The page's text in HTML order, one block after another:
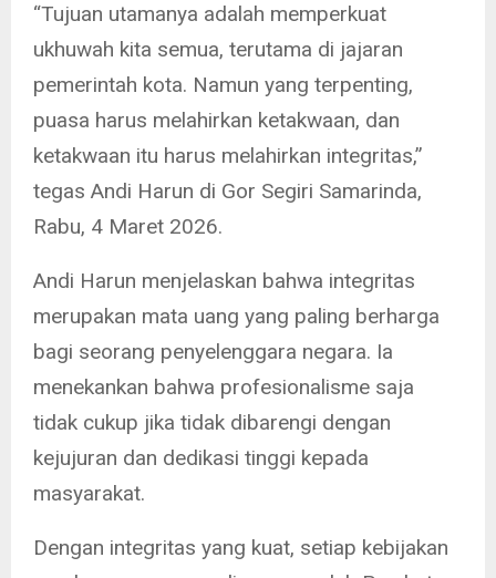
“Tujuan utamanya adalah memperkuat
ukhuwah kita semua, terutama di jajaran
pemerintah kota. Namun yang terpenting,
puasa harus melahirkan ketakwaan, dan
ketakwaan itu harus melahirkan integritas,”
tegas Andi Harun di Gor Segiri Samarinda,
Rabu, 4 Maret 2026.
Andi Harun menjelaskan bahwa integritas
merupakan mata uang yang paling berharga
bagi seorang penyelenggara negara. Ia
menekankan bahwa profesionalisme saja
tidak cukup jika tidak dibarengi dengan
kejujuran dan dedikasi tinggi kepada
masyarakat.
Dengan integritas yang kuat, setiap kebijakan